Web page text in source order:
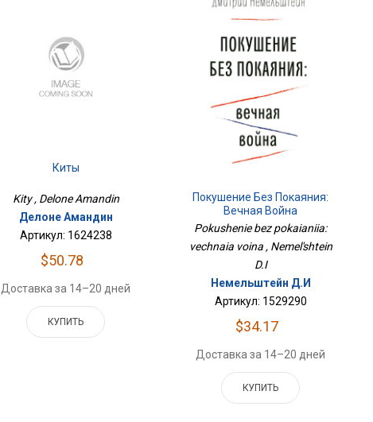
Киты
Kity , Delone Amandin
Делоне Амандин
Артикул: 1624238
$50.78
Доставка за 14–20 дней
КУПИТЬ
Покушение Без Покаяния:
Вечная Война
Pokushenie bez pokaianiia:
vechnaia voina , Nemel'shtein
D.I
Немельштейн Д.И
Артикул: 1529290
$34.17
Доставка за 14–20 дней
КУПИТЬ